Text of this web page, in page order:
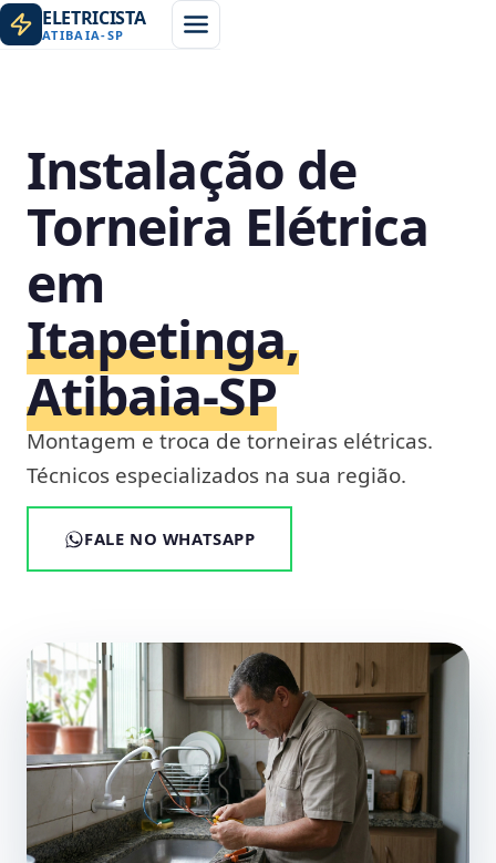
ELETRICISTA
ATIBAIA-SP
Instalação de
Torneira Elétrica
em
Itapetinga,
Atibaia‑SP
Montagem e troca de torneiras elétricas.
Técnicos especializados na sua região.
FALE NO WHATSAPP